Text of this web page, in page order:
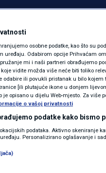
MAGAZIN
KOLUMNE
N1(DIS)INFO
KLIMATSKE
FOTO
VIDEO
| 0 komentara
osobne podatke, kao što su
uređaju. Odabirom opcije Prihvaćam
mi i naši partneri obrađujemo
vidite možda više neće biti toliko
odabire ili povukli pristanak u bilo
[ili plutajuće ikone u donjem
je opisano u dijelu Web-mjesto. Za više
o vašoj privatnosti
podatke kako bismo
podataka. Aktivno skeniranje
Personalizirano oglašavanje i